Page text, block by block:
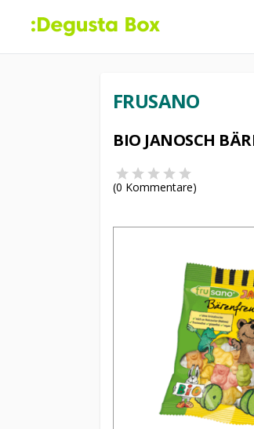
FRUSANO
BIO JANOSCH
(0 Kommentare)